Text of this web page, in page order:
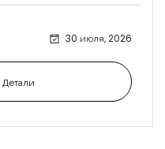
30 июля, 2026
Детали